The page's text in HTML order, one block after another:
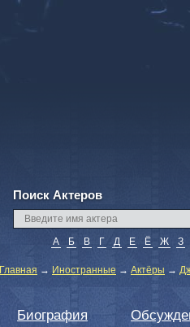
Поиск Актеров
А Б В Г Д Е Ё Ж З
Главная → Иностранные → Актёры →
Биография